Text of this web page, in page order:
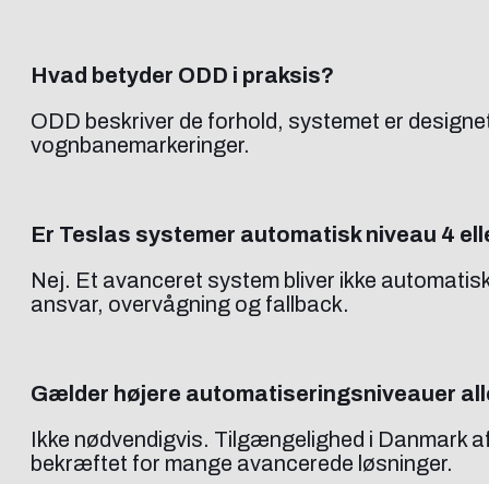
Hvad betyder ODD i praksis?
ODD beskriver de forhold, systemet er
vognbanemarkeringer.
Er Teslas systemer automatisk niveau 4
Nej. Et avanceret system bliver ikke
ansvar, overvågning og fallback.
Gælder højere automatiseringsniveauer
Ikke nødvendigvis. Tilgængelighed i Danmark
bekræftet for mange avancerede løsninger.